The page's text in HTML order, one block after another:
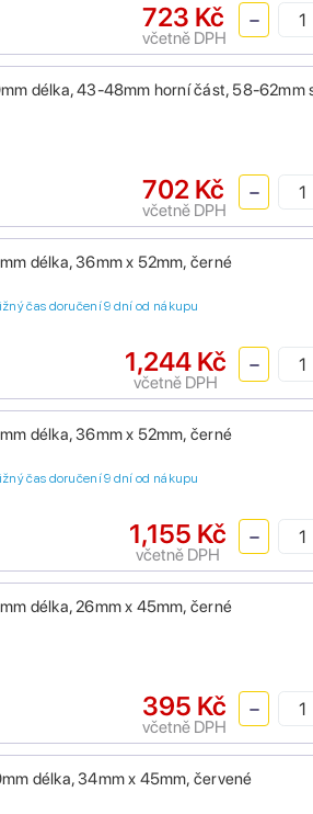
723 Kč
včetně DPH
délka, 43-48mm horní část, 58-62mm
702 Kč
včetně DPH
délka, 36mm x 52mm, černé
čas doručení 9 dní od nákupu
1,244 Kč
včetně DPH
délka, 36mm x 52mm, černé
čas doručení 9 dní od nákupu
1,155 Kč
včetně DPH
délka, 26mm x 45mm, černé
395 Kč
včetně DPH
délka, 34mm x 45mm, červené